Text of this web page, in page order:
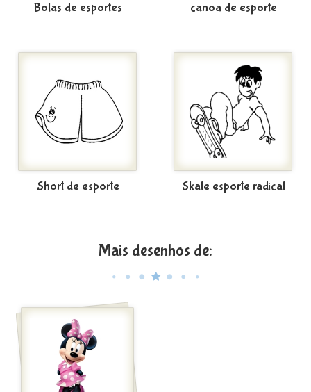
Bolas de esportes canoa de esporte
Short de esporte Skate esporte radical
Mais desenhos de: